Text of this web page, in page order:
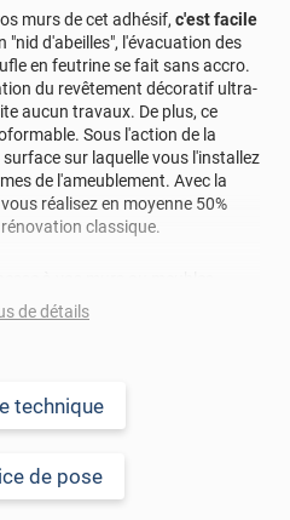
murs de cet adhésif, c'est facile
"nid d'abeilles", l'évacuation des
en feutrine se fait sans accro.
du revêtement décoratif ultra-
aucun travaux. De plus, ce
Sous l'action de la
sur laquelle vous l'installez
de l'ameublement. Avec la
réalisez en moyenne 50%
classique.
avec une excellente
l’abrasion, aux UV et à l’usure.
un lieu ouvert public.
de détails
technique
de pose